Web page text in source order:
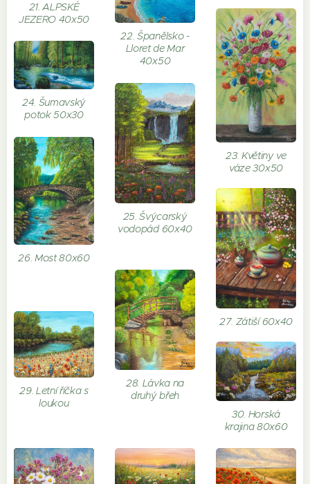
21. ALPSKÉ
JEZERO 40x50
22. Španělsko -
Lloret de Mar
40x50
23. Květiny ve
váze 30x50
24. Šumavský
potok 50x30
25. Švýcarský
vodopád 60x40
26. Most 80x60
27. Zátiší 60x40
28. Lávka na
druhý břeh
29. Letní říčka s
loukou
30. Horská
krajina 80x60